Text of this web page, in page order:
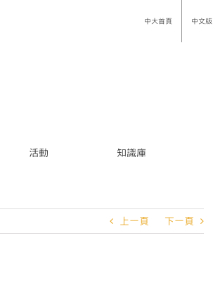
中大首頁 中文版
活動 知識庫
上一頁 下一頁